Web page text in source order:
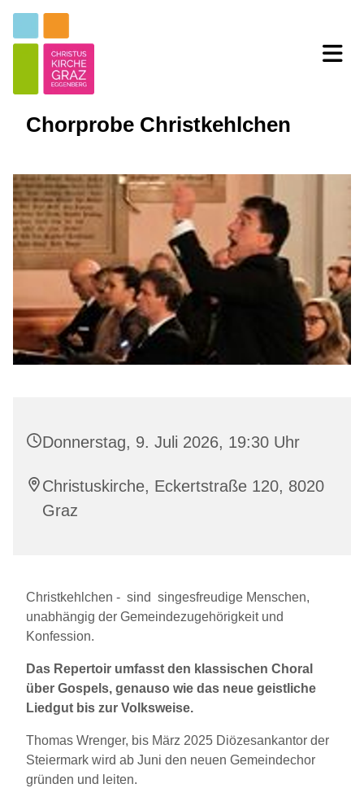
Chorprobe Christkehlchen
Donnerstag, 9. Juli 2026, 19:30 Uhr
Christuskirche, Eckertstraße 120, 8020
Graz
Christkehlchen - sind singesfreudige Menschen,
unabhängig der Gemeindezugehörigkeit und
Konfession.
Das Repertoir umfasst den klassischen Choral
über Gospels, genauso wie das neue geistliche
Liedgut bis zur Volksweise.
Thomas Wrenger, bis März 2025 Diözesankantor der
Steiermark wird ab Juni den neuen Gemeindechor
gründen und leiten.